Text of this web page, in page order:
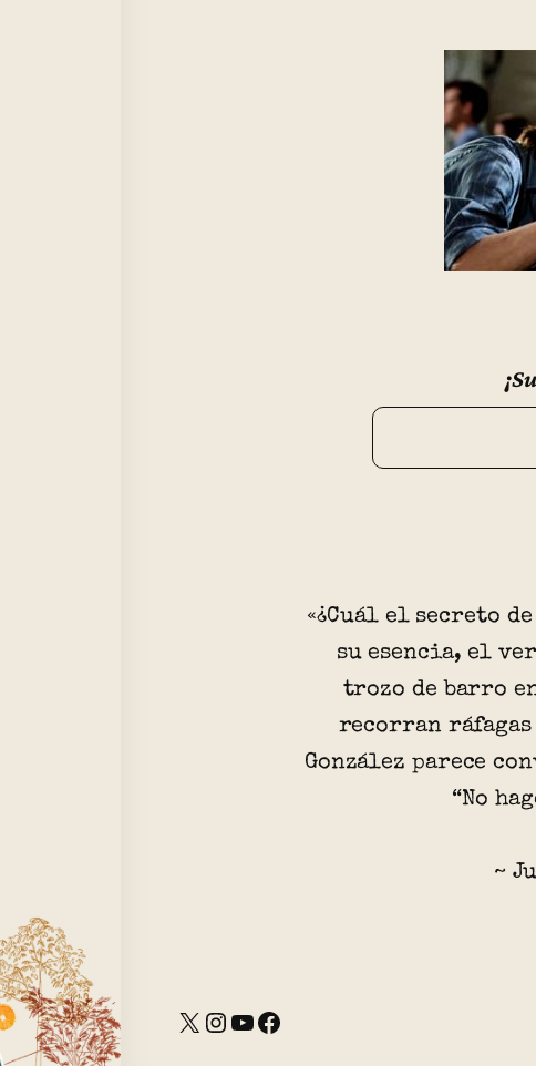
«¿Cuál el secreto
su esencia, el
trozo de barro
recorran ráfagas
González parece
“No
~
X Instagram YouTube Facebook